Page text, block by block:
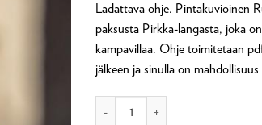
Ladattava ohje. Pintakuvioinen
paksusta Pirkka-langasta, joka
kampavillaa. Ohje toimitetaan
jälkeen ja sinulla on